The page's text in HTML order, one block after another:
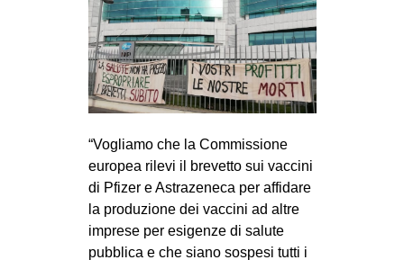
MSM
STUDENTI TSUNAMI
ZAM
MOBILITAZIONI
SPAZI
SPORT POPOLARE
MOVIMENTI
“Vogliamo che la Commissione
europea rilevi il brevetto sui vaccini
di Pfizer e Astrazeneca per affidare
la produzione dei vaccini ad altre
imprese per esigenze di salute
pubblica e che siano sospesi tutti i